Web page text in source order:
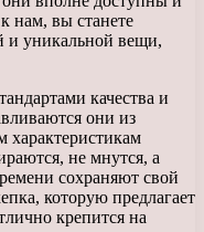
нам, вы станете
и уникальной вещи,
качества и
они из
характеристикам
не мнутся, а
сохраняют свой
которую предлагает
крепится на